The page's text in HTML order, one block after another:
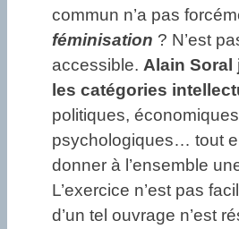
commun n’a pas
féminisation ? N’est
accessible. Alain Soral
les catégories
politiques,
psychologiques… tout
donner à l’ensemble
L’exercice n’est pas
d’un tel ouvrage n’est